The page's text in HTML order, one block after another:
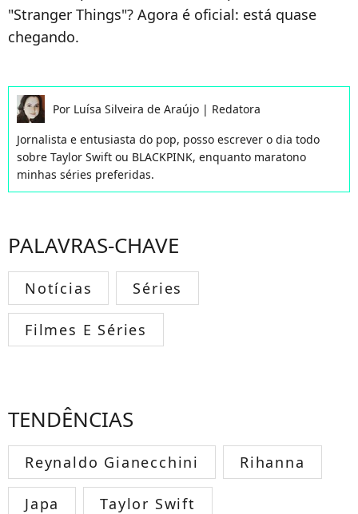
"Stranger Things"? Agora é oficial: está quase
chegando.
Por Luísa Silveira de Araújo | Redatora
Jornalista e entusiasta do pop, posso escrever o dia todo
sobre Taylor Swift ou BLACKPINK, enquanto maratono
minhas séries preferidas.
PALAVRAS-CHAVE
Notícias Séries
Filmes E Séries
TENDÊNCIAS
Reynaldo Gianecchini Rihanna
Japa Taylor Swift